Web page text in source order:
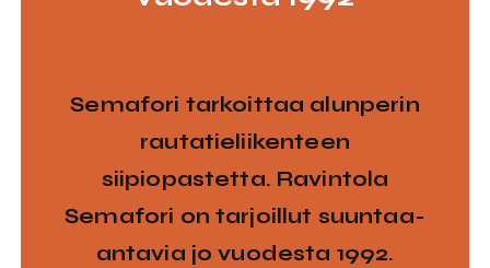
Semafori tarkoittaa alunperin
rautatieliikenteen
siipiopastetta. Ravintola
Semafori on tarjoillut suuntaa-
antavia jo vuodesta 1992.